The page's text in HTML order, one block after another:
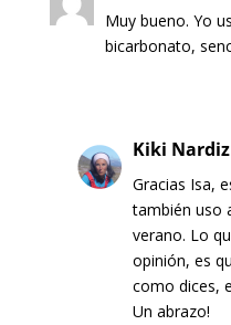
Muy bueno. Yo
bicarbonato,
Kiki Nardiz
Gracias Isa,
también uso
verano. Lo
opinión, es
como dices,
Un abrazo!